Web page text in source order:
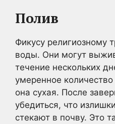
Полив
Фикусу религиозному
воды. Они могут
течение нескольких
умеренное
она сухая. После
убедиться, что
стекают в почву. Это